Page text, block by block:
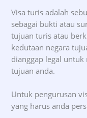
Visa turis adalah
sebagai bukti atau
tujuan turis atau
kedutaan negara
dianggap legal
tujuan anda.
Untuk pengurusan
yang harus anda